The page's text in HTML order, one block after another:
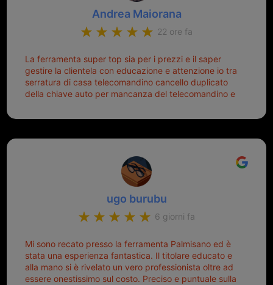
Andrea Maiorana
22 ore fa
La ferramenta super top sia per i prezzi e il saper
gestire la clientela con educazione e attenzione io tra
serratura di casa telecomandino cancello duplicato
della chiave auto per mancanza del telecomandino e
meglio ferramenta de ostia e poi il prorietario il signor
ugo burubu
6 giorni fa
Mi sono recato presso la ferramenta Palmisano ed è
stata una esperienza fantastica. Il titolare educato e
alla mano si è rivelato un vero professionista oltre ad
essere onestissimo sul costo. Preciso e puntuale sulla